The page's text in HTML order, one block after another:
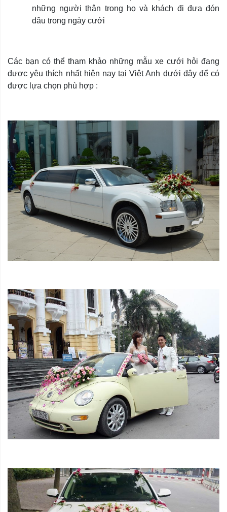
những người thân trong họ và khách đi đưa đón
dâu trong ngày cưới
Các bạn có thể tham khảo những mẫu xe cưới hỏi đang
được yêu thích nhất hiện nay tại Việt Anh dưới đây để có
được lựa chọn phù hợp :